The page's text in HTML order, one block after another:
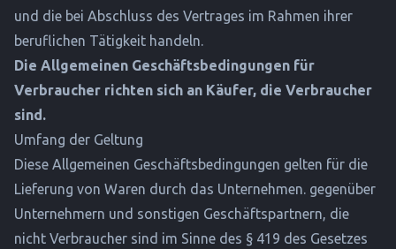
und die bei Abschluss des Vertrages im Rahmen ihrer
beruflichen Tätigkeit handeln.
Die Allgemeinen Geschäftsbedingungen für
Verbraucher richten sich an Käufer, die Verbraucher
sind.
Umfang der Geltung
Diese Allgemeinen Geschäftsbedingungen gelten für die
Lieferung von Waren durch das Unternehmen. gegenüber
Unternehmern und sonstigen Geschäftspartnern, die
nicht Verbraucher sind im Sinne des § 419 des Gesetzes